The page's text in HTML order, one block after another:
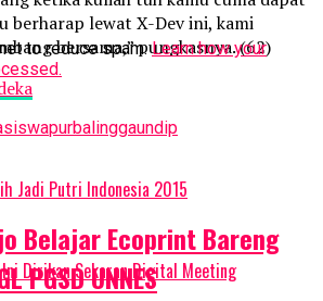
berharap lewat X-Dev ini, kami
bersama,” pungkasnya. (62)
purbalinggaundip
Jadi Putri Indonesia 2015
Ini Dirikan Sekaran Digital Meeting
to reduce spam.Learn how your
Belajar Ecoprint Bareng
PGSD UNNES